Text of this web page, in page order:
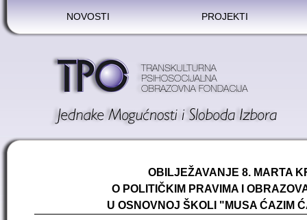
NOVOSTI PROJEKTI
OBILJEŽAVANJE 8. MARTA
O POLITIČKIM PRAVIMA I
U OSNOVNOJ ŠKOLI "MUSA ĆAZIM